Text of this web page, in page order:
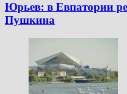
Юрьев: в Евпатории
Пушкина